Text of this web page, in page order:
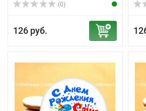
(0)
126 руб.